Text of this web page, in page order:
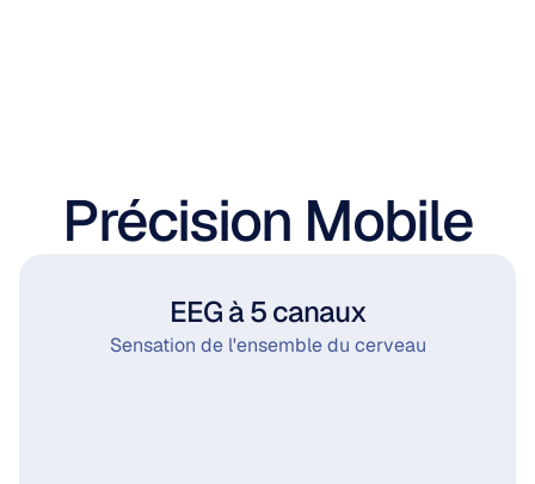
Précision Mobile
EEG à 5 canaux
Sensation de l'ensemble du cerveau